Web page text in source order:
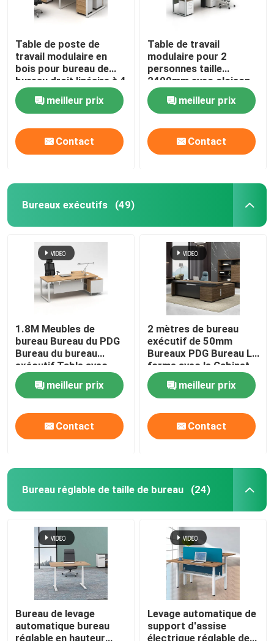
Coin extérieur Sofa Set
Table de poste de
travail modulaire en
bois pour bureau de
bureau droit linéaire à 4
voies
meilleur prix
Contact
Table de travail
modulaire pour 2
personnes taille
2400mm avec cloison
en tissu
meilleur prix
Contact
Bureaux exécutifs (49)
1.8M Meubles de
bureau Bureau du PDG
Bureau du bureau
exécutif Table avec
cabinet
meilleur prix
Contact
2 mètres de bureau
exécutif de 50mm
Bureaux PDG Bureau L
forme avec le Cabinet
latéral
meilleur prix
Contact
Bureau réglable de taille de bureau (24)
Bureau de levage
automatique bureau
réglable en hauteur
Levage automatique de
support d'assise
électrique réglable de